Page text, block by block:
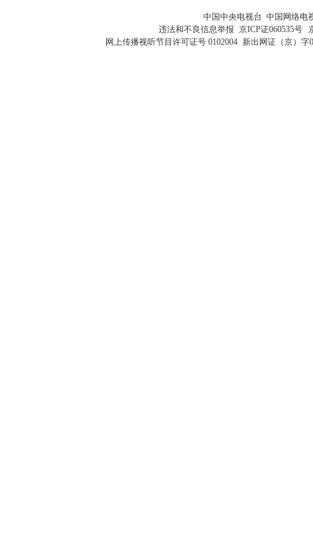
中国中央电视台 中国网络电
违法和不良信息举报 京ICP证060535号
网上传播视听节目许可证号 0102004 新出网证（京）